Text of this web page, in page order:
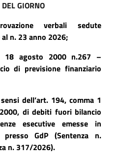
GIORNO
verbali sedute
al n. 23 anno 2026;
18 agosto 2000 n.267 –
di previsione finanziario
dell’art. 194, comma 1
didebiti fuori bilancio
esecutive emesse in
GdP (Sentenza n.
n. 317/2026).